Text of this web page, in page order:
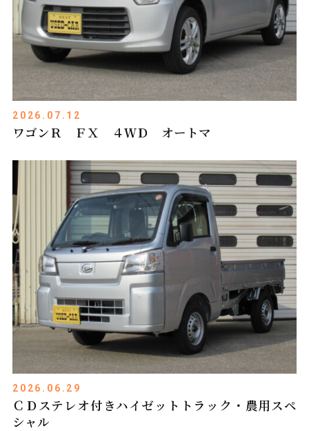
2026.07.12
ワゴンＲ ＦＸ ４ＷＤ オートマ
2026.06.29
ＣＤステレオ付きハイゼットトラック・農用スペ
シャル